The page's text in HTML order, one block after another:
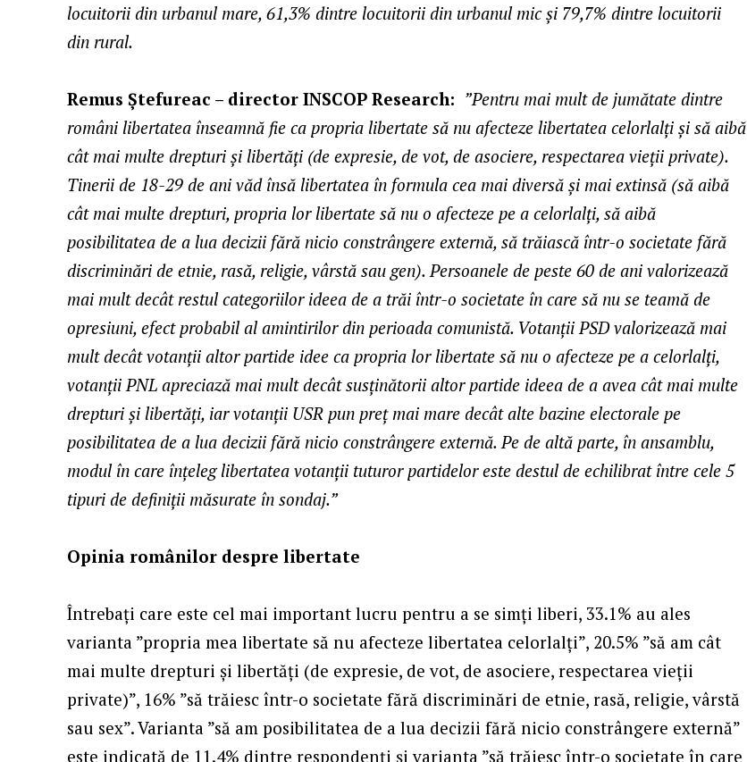
locuitorii din urbanul mare, 61,3% dintre locuitorii din urbanul mic și 79,7% dintre locuitorii
din rural.
Remus Ștefureac – director INSCOP Research: ”Pentru mai mult de jumătate dintre
români libertatea înseamnă fie ca propria libertate să nu afecteze libertatea celorlalți și să aibă
cât mai multe drepturi și libertăți (de expresie, de vot, de asociere, respectarea vieții private).
Tinerii de 18-29 de ani văd însă libertatea în formula cea mai diversă și mai extinsă (să aibă
cât mai multe drepturi, propria lor libertate să nu o afecteze pe a celorlalți, să aibă
posibilitatea de a lua decizii fără nicio constrângere externă, să trăiască într-o societate fără
discriminări de etnie, rasă, religie, vârstă sau gen). Persoanele de peste 60 de ani valorizează
mai mult decât restul categoriilor ideea de a trăi într-o societate în care să nu se teamă de
opresiuni, efect probabil al amintirilor din perioada comunistă. Votanții PSD valorizează mai
mult decât votanții altor partide idee ca propria lor libertate să nu o afecteze pe a celorlalți,
votanții PNL apreciază mai mult decât susținătorii altor partide ideea de a avea cât mai multe
drepturi și libertăți, iar votanții USR pun preț mai mare decât alte bazine electorale pe
posibilitatea de a lua decizii fără nicio constrângere externă. Pe de altă parte, în ansamblu,
modul în care înțeleg libertatea votanții tuturor partidelor este destul de echilibrat între cele 5
tipuri de definiții măsurate în sondaj.”
Opinia românilor despre libertate
Întrebați care este cel mai important lucru pentru a se simți liberi, 33.1% au ales
varianta ”propria mea libertate să nu afecteze libertatea celorlalți”, 20.5% ”să am cât
mai multe drepturi și libertăți (de expresie, de vot, de asociere, respectarea vieții
private)”, 16% ”să trăiesc într-o societate fără discriminări de etnie, rasă, religie, vârstă
sau sex”. Varianta ”să am posibilitatea de a lua decizii fără nicio constrângere externă”
este indicată de 11.4% dintre respondenți și varianta ”să trăiesc într-o societate în care